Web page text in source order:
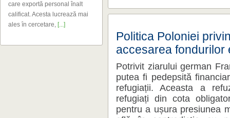
ales ȋn cercetare, [...]
accesarea fondurilor